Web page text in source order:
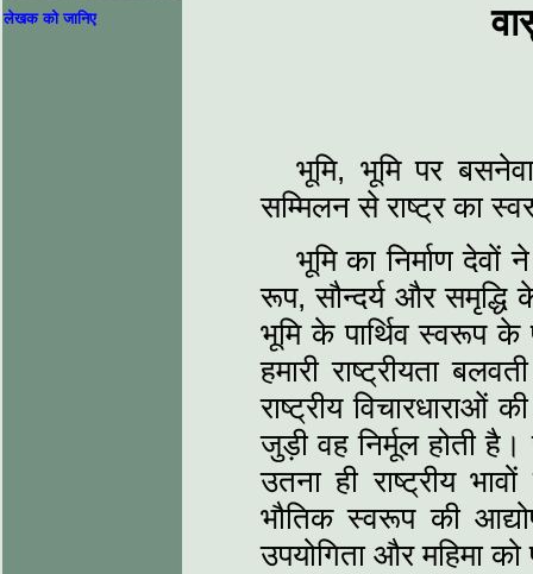
लेखक को जानिए
भूमि, भूमि पर
सम्मिलन से राष्ट्र का
भूमि का निर्माण
रूप, सौन्दर्य और समृद्धि
भूमि के पार्थिव स्वरूप
हमारी राष्ट्रीयता
राष्ट्रीय विचारधाराओं
जुड़ी वह निर्मूल होती है।
उतना ही राष्ट्रीय
भौतिक स्वरूप की
उपयोगिता और महिमा